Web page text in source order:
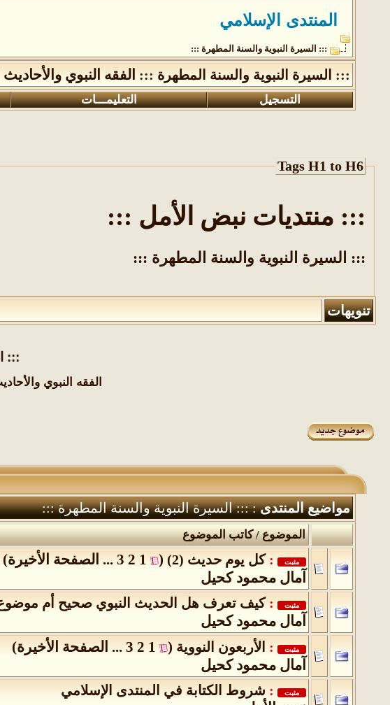
المنتدى الإسلامي
::: السيرة النبوية والسنة المطهرة :::
::: السيرة النبوية والسنة المطهرة ::: الفقه النبوي
التسجيل التعليمـــات
Tags H1 to H6
::: منتديات نبض الأمل :::
::: السيرة النبوية والسنة المطهرة :::
تنويهات
:::
الفقه النبوي
مواضيع المنتدى: ::: السيرة النبوية والسنة المطهرة :::
الموضوع/كاتب الموضوع
مثبت : كل يوم حديث (2) (
1
2
3
...الصفحة الأخيرة)
آمال محمود كحيل
مثبت : كيف تعرف هل الحديث النبوي صحيح أم
آمال محمود كحيل
مثبت : الأربعون النووية (
1
2
3
...الصفحة الأخيرة)
آمال محمود كحيل
مثبت : شروط الكتابة في المنتدى الإسلامي